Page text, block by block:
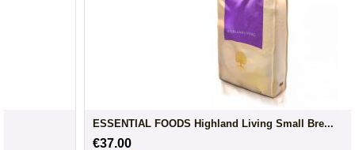
ESSENTIAL FOODS Highland Living Small Bre...